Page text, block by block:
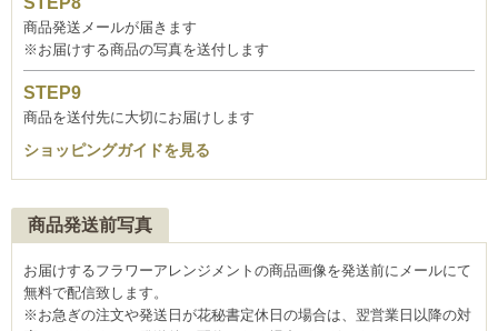
商品発送メールが届きます
※お届けする商品の写真を送付します
商品を送付先に大切にお届けします
ショッピングガイドを見る
商品発送前写真
お届けするフラワーアレンジメントの商品画像を発送前にメールにて
無料で配信致します。
※お急ぎの注文や発送日が花秘書定休日の場合は、翌営業日以降の対